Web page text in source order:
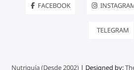
FACEBOOK
TELEGRAM
Nutriguía (Desde 2002)| Designed by: